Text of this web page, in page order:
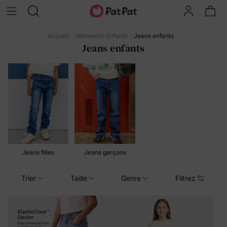
Accueil Vêtements Enfants Jeans enfants
Jeans enfants
Jeans filles Jeans garçons
Trier Taille Genre Filtrez